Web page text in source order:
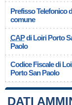
Prefisso Telefonico
comune
CAPdi Loiri Porto
Paolo
Codice Fiscale di
Porto San Paolo
DATI